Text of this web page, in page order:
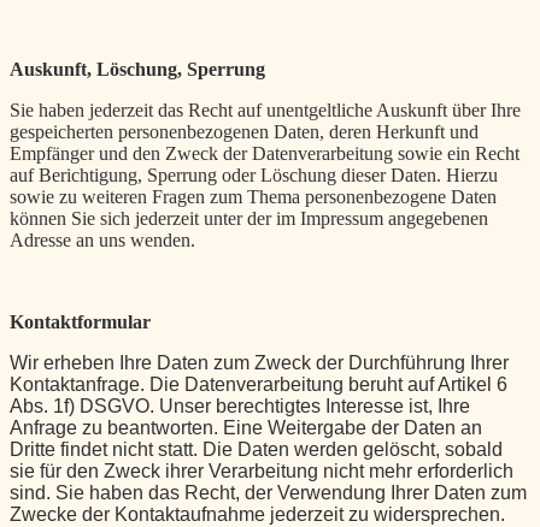
Auskunft, Löschung, Sperrung
Sie haben jederzeit das Recht auf unentgeltliche Auskunft über Ihre
gespeicherten personenbezogenen Daten, deren Herkunft und
Empfänger und den Zweck der Datenverarbeitung sowie ein Recht
auf Berichtigung, Sperrung oder Löschung dieser Daten. Hierzu
sowie zu weiteren Fragen zum Thema personenbezogene Daten
können Sie sich jederzeit unter der im Impressum angegebenen
Adresse an uns wenden.
Kontaktformular
Wir erheben Ihre Daten zum Zweck der Durchführung Ihrer
Kontaktanfrage. Die Datenverarbeitung beruht auf Artikel 6
Abs. 1f) DSGVO. Unser berechtigtes Interesse ist, Ihre
Anfrage zu beantworten. Eine Weitergabe der Daten an
Dritte findet nicht statt. Die Daten werden gelöscht, sobald
sie für den Zweck ihrer Verarbeitung nicht mehr erforderlich
sind. Sie haben das Recht, der Verwendung Ihrer Daten zum
Zwecke der Kontaktaufnahme jederzeit zu widersprechen.